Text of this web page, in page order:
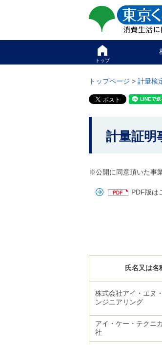
先
す
を
す
東京くらし
消費生活に
サイト
トップ
トップページ > 計量検
本
計量証明
※公開に同意頂いた事
PDF版は
氏名又は名
株式会社アイ・エヌ
ンジニアリング
アイ・ケー・テクニ
社